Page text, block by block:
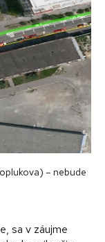
– nebude
sa v záujme